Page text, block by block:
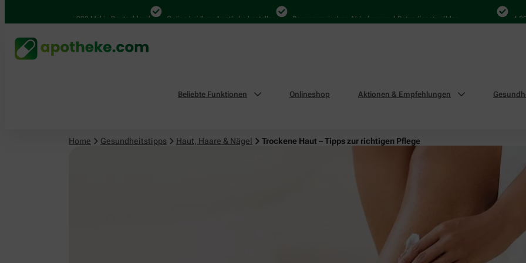
4.000 Mal in Deutschland Online bei Ihrer Apotheke bestellen Bequem zwischen Abholung und Botendienst wählen 4.000
Beliebte Funktionen Onlineshop Aktionen & Empfehlungen
Home Gesundheitstipps Haut, Haare & Nägel Trockene Haut – Tipps zur richtigen Pflege
Haut, Haare & Nägel